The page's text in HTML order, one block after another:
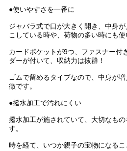
●使いやすさを一番に
ジャバラ式で口が大きく開き、中身
こしている時や、荷物の多い時にも使
カードポケットが9つ、ファスナー付
ダーが付いて、収納力は抜群！
ゴムで留めるタイプなので、中身が
徴です。
●撥水加工で汚れにくい
撥水加工が施されていて、大切なも
す。
時を経て、いつか親子の宝物になるこ